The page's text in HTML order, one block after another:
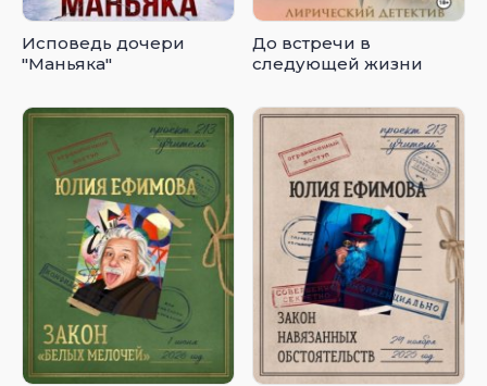
Исповедь дочери
"Маньяка"
До встречи в
следующей жизни